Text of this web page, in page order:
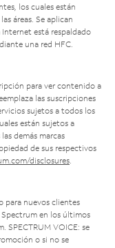
los cuales están
áreas. Se aplican
está respaldado
una red HFC.
para ver contenido a
las suscripciones
sujetos a todos los
están sujetos a
demás marcas
de sus respectivos
disclosures
para nuevos clientes
en los últimos
SPECTRUM VOICE: se
o si no se